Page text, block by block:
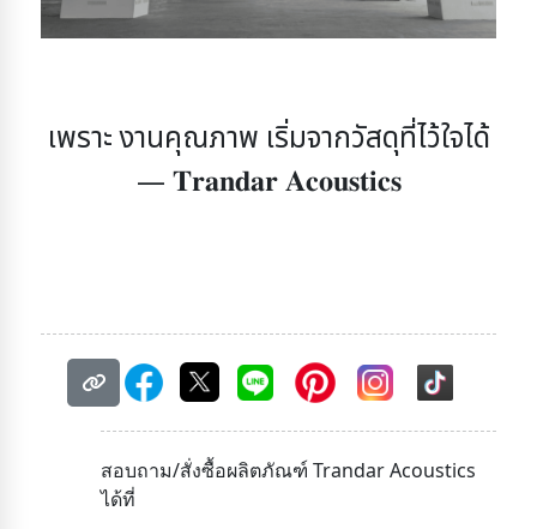
เพราะ งานคุณภาพ เริ่มจากวัสดุที่ไว้ใจได้
— 𝐓𝐫𝐚𝐧𝐝𝐚𝐫 𝐀𝐜𝐨𝐮𝐬𝐭𝐢𝐜𝐬
สอบถาม/สั่งซื้อผลิตภัณฑ์ Trandar Acoustics
ได้ที่